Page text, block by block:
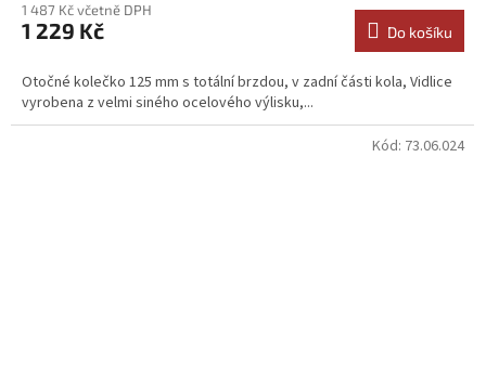
1 487 Kč včetně DPH
1 229 Kč Do košíku
Otočné kolečko 125 mm s totální brzdou, v zadní části kola, Vidlice
vyrobena z velmi siného ocelového výlisku,...
Kód: 73.06.024